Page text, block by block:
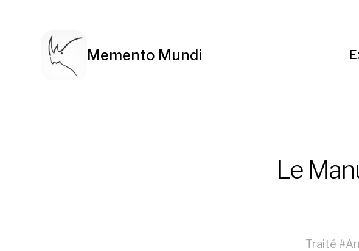
Memento Mundi
Le
Traité #